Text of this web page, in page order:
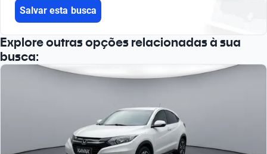
Salvar esta busca
Explore outras opções relacionadas à sua
busca: